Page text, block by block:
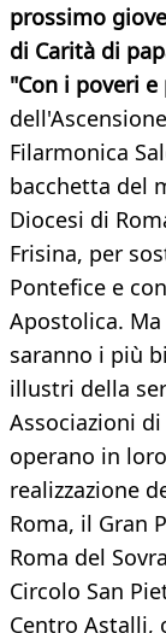
prossimo
di Carità di
"Con i poveri
Filarmonica
bacchetta del
Diocesi di
Frisina, per
Pontefice e
Apostolica.
saranno i più
illustri della
Associazioni
operano in
realizzazione
Roma, il Gran
Roma del
Circolo San
Centro Astalli,